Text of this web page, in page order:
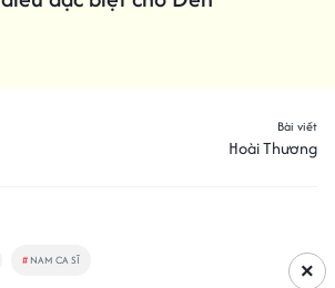
Bài viết
Hoài Thương
# NAM CA SĨ ×